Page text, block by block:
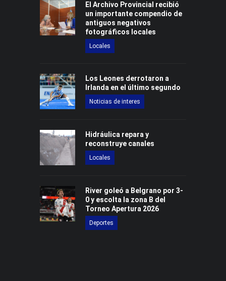
El Archivo Provincial recibió
un importante compendio de
antiguos negativos
fotográficos locales
Locales
Los Leones derrotaron a
Irlanda en el último segundo
Noticias de interes
Hidráulica repara y
reconstruye canales
Locales
River goleó a Belgrano por 3-
0 y escolta la zona B del
Torneo Apertura 2026
Deportes